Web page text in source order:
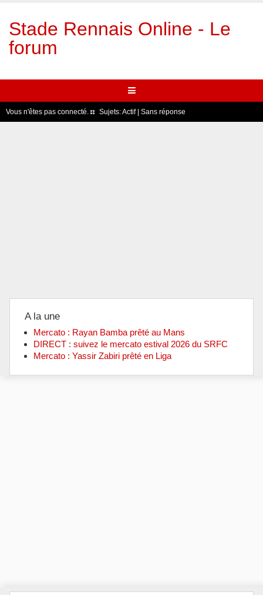
Stade Rennais Online - Le
forum
Vous n'êtes pas connecté. Sujets:Actif| Sans réponse
A la une
Mercato : Rayan Bamba prêté au Mans
DIRECT : suivez le mercato estival 2026 du SRFC
Mercato : Yassir Zabiri prêté en Liga